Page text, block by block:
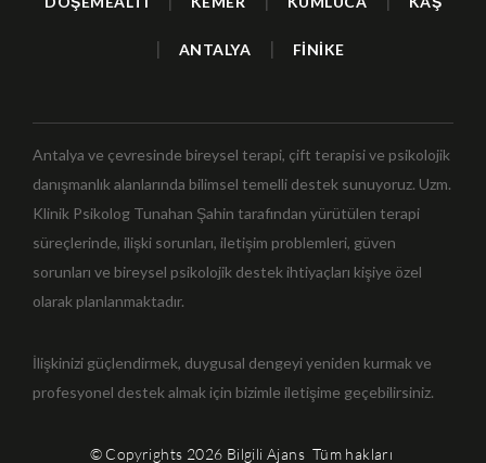
ANTALYA FİNİKE
Antalya ve çevresinde bireysel terapi, çift terapisi ve psikolojik
danışmanlık alanlarında bilimsel temelli destek sunuyoruz. Uzm.
Klinik Psikolog Tunahan Şahin tarafından yürütülen terapi
süreçlerinde, ilişki sorunları, iletişim problemleri, güven
sorunları ve bireysel psikolojik destek ihtiyaçları kişiye özel
olarak planlanmaktadır.
İlişkinizi güçlendirmek, duygusal dengeyi yeniden kurmak ve
profesyonel destek almak için bizimle iletişime geçebilirsiniz.
© Copyrights 2026 Bilgili Ajans Tüm hakları